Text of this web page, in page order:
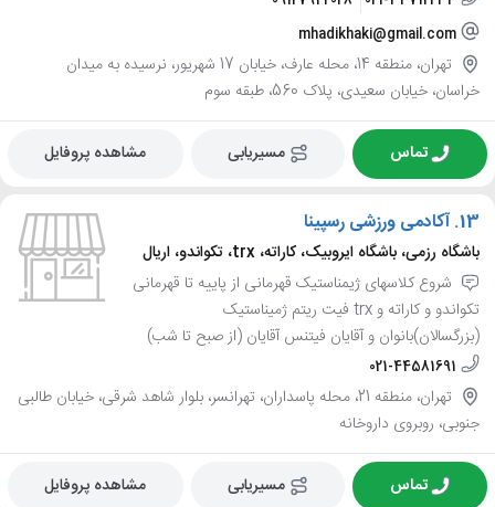
mhadikhaki@gmail.com
تهران، منطقه 14، محله عارف، خیابان 17 شهریور، نرسیده به میدان
خراسان، خیابان سعیدی، پلاک 560، طبقه سوم
تماس مسیریابی مشاهده پروفایل
13. آکادمی ورزشی رسپینا
باشگاه رزمی، باشگاه ایروبیک، کاراته، trx، تکواندو، اریال
شروع کلاسهای ژیمناستیک قهرمانی از پاییه تا قهرمانی
تکواندو و کاراته و trx فیت ریتم ژمیناستیک
(بزرگسالان)بانوان و آقایان فیتنس آقایان (از صبح تا شب)
021-44581691
تهران، منطقه 21، محله پاسداران، تهرانسر، بلوار شاهد شرقی، خیابان طالبی
جنوبی، روبروی داروخانه
تماس مسیریابی مشاهده پروفایل